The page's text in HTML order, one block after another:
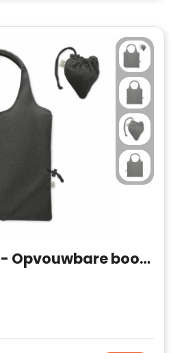
CARRIE COLOUR - Opvouwbare boodschappentas 140g